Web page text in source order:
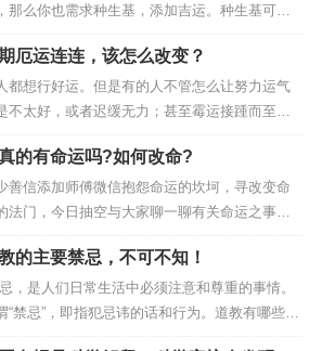
那么你也需求种生基，添加吉运。种生基可助
强运势。大自然地理环境对人生命运有着极大
响，因此种生基不是迷信，而是科学。是经过
河流大自然地理环境的磁场以到达改动人生命
意图，进而使家庭愈加美好满意吉利。运用牙
厄运连连，该怎么改变？
都想行好运。但是有的人不管怎么让努力运气
不太好，或者迟缓无力；甚至霉运接踵而至。
底是是什么原因呢？其实除了命理因素之外，
是他不懂得如何召唤好运，如何拒绝霉运。关
何拒绝霉运，有人会告诉你很多方法，比如：
、风水、穿戴、摆放吉祥物等等。说实话，
的有命运吗?如何改命?
善信添加师傅微信抱怨命运的坎坷，寻改变命
法门，今日抽空与大家聊一聊有关命运之事。
要和强调一点如果想改变命运，是不可能单单
某个法事或者布风水局就可以的。大家可能都
：一命二运三风水，四积阴德五读书这句话。
中命是最重要的，因为它占第一个。我们古
的主要禁忌，不可不知！
，是人们日常生活中必须注意和尊重的事情。
“禁忌”，即指犯忌讳的话和行为。道教有哪些主
忌呢? “道不言寿”有人初进道观，见到鹤发童颜